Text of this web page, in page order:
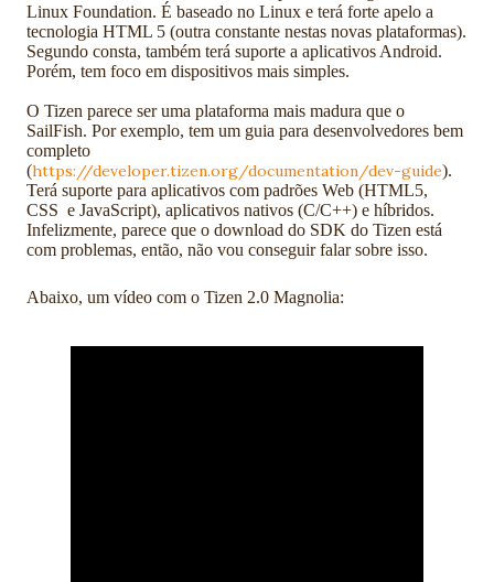
Linux Foundation. É baseado no Linux e terá forte apelo a
tecnologia HTML 5 (outra constante nestas novas plataformas).
Segundo consta, também terá suporte a aplicativos Android.
Porém, tem foco em dispositivos mais simples.
O Tizen parece ser uma plataforma mais madura que o
SailFish. Por exemplo, tem um guia para desenvolvedores bem
completo
(https://developer.tizen.org/documentation/dev-guide).
Terá suporte para aplicativos com padrões Web (HTML5,
CSS e JavaScript), aplicativos nativos (C/C++) e híbridos.
Infelizmente, parece que o download do SDK do Tizen está
com problemas, então, não vou conseguir falar sobre isso.
Abaixo, um vídeo com o Tizen 2.0 Magnolia: